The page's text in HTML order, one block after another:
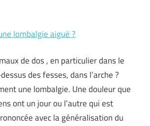
lombalgie aiguë ?
de dos , en particulier dans le
des fesses, dans l’arche ?
une lombalgie. Une douleur que
ont un jour ou l’autre qui est
avec la généralisation du